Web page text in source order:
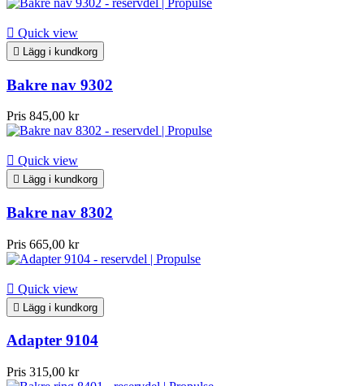
 Quick view
 Lägg i kundkorg
Bakre nav 9302
Pris 845,00 kr
 Quick view
 Lägg i kundkorg
Bakre nav 8302
Pris 665,00 kr
 Quick view
 Lägg i kundkorg
Adapter 9104
Pris 315,00 kr